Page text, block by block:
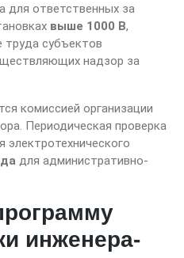
для ответственных за
выше 1000 В,
труда субъектов
надзор за
комиссией организации
Периодическая проверка
электротехнического
для административно-
инженера-